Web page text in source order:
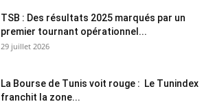
TSB : Des résultats 2025 marqués par un
premier tournant opérationnel...
29 juillet 2026
La Bourse de Tunis voit rouge : Le Tunindex
franchit la zone...